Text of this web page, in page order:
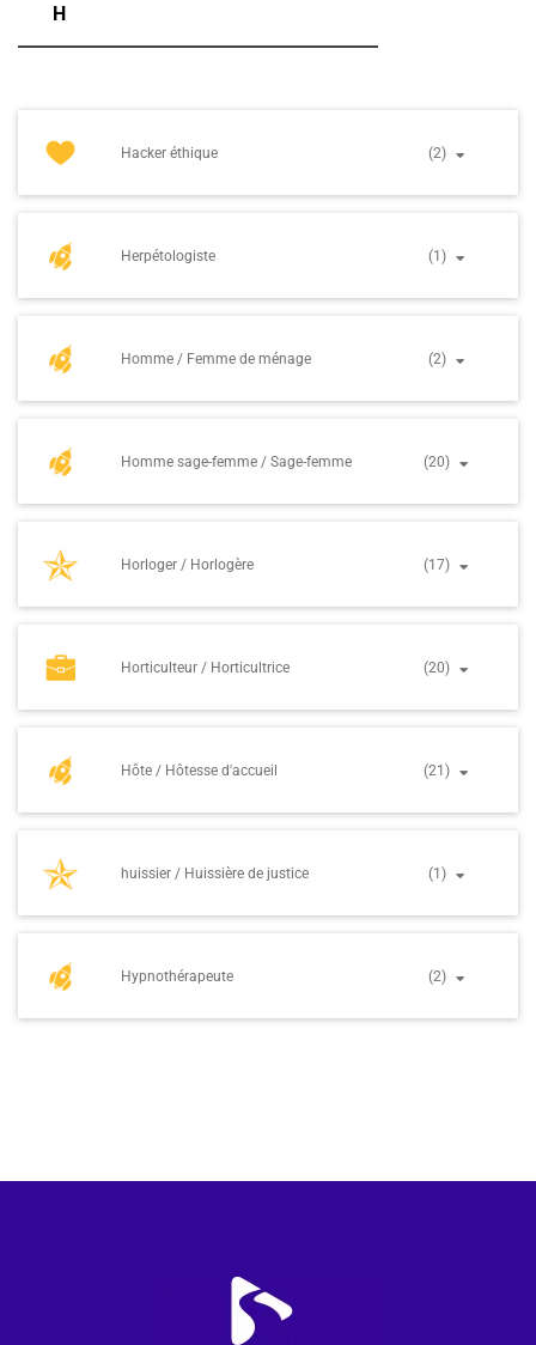
H
Hacker éthique (2)
Herpétologiste (1)
Homme / Femme de ménage (2)
Homme sage-femme / Sage-femme (20)
Horloger / Horlogère (17)
Horticulteur / Horticultrice (20)
Hôte / Hôtesse d'accueil (21)
huissier / Huissière de justice (1)
Hypnothérapeute (2)